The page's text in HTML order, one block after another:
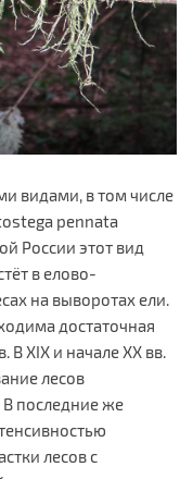
видами, в том числе
pennata
России этот вид
в елово-
на выворотах ели.
достаточная
В ХIХ и начале ХХ вв.
лесов
последние же
лесов с